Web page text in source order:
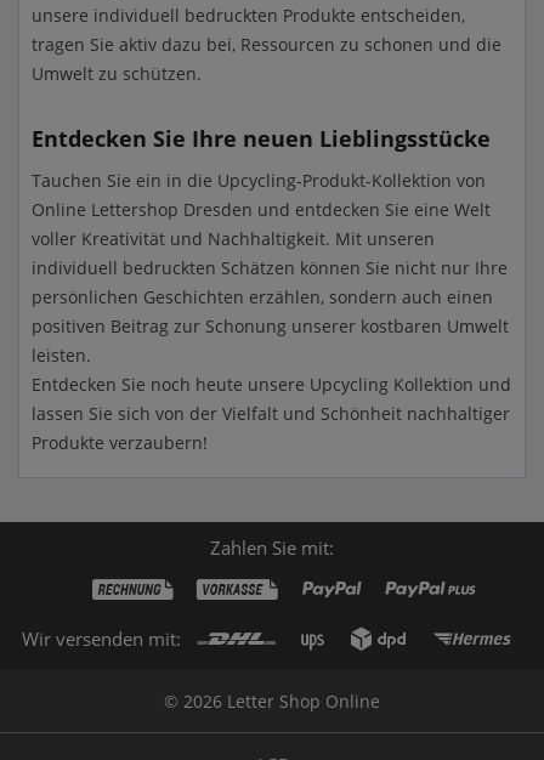
unsere individuell bedruckten Produkte entscheiden,
tragen Sie aktiv dazu bei, Ressourcen zu schonen und die
Umwelt zu schützen.
Entdecken Sie Ihre neuen Lieblingsstücke
Tauchen Sie ein in die Upcycling-Produkt-Kollektion von
Online Lettershop Dresden und entdecken Sie eine Welt
voller Kreativität und Nachhaltigkeit. Mit unseren
individuell bedruckten Schätzen können Sie nicht nur Ihre
persönlichen Geschichten erzählen, sondern auch einen
positiven Beitrag zur Schonung unserer kostbaren Umwelt
leisten.
Entdecken Sie noch heute unsere Upcycling Kollektion und
lassen Sie sich von der Vielfalt und Schönheit nachhaltiger
Produkte verzaubern!
Zahlen Sie mit:
Wir versenden mit:
© 2026 Letter Shop Online